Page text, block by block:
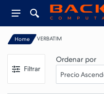
Home VERBATIM
Filtrar
Ordenar por